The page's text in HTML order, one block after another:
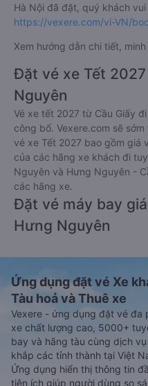
Hà Nội đã đặt, quý khách
https://vexere.com/vi-VN/
Xem hướng dẫn chi tiết,
Đặt vé xe Tết
Nguyên
Vé xe tết 2027 từ Cầu Giấy
công bố. Vexere.com sẽ
vé xe Tết 2027 bao gồm giá
của các hãng xe khách đi
Nguyên và Hưng Nguyên -
các hãng xe.
Đặt vé máy bay
Hưng Nguyên
Ứng dụng đặt vé Xe
Tàu hoả và Thuê xe
Vexere - ứng dụng đặt vé đa
xe chất lượng cao, 5000+
bay và hãng tàu cùng dịch
khắp các tỉnh thành tại Việt
Ứng dụng hiển thị thông tin
tiện ích giúp người dùng so